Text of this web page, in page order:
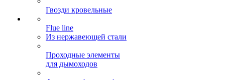
Гвозди кровельные
Flue line
Из нержавеющей стали
Проходные элементы
для дымоходов